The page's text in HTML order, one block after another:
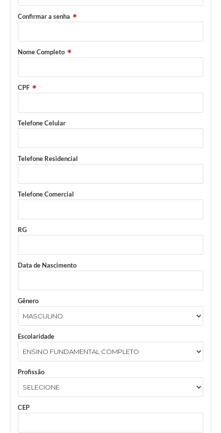
Confirmar a senha
Nome Completo
CPF
Telefone Celular
Telefone Residencial
Telefone Comercial
RG
Data de Nascimento
Gênero
Escolaridade
Profissão
CEP